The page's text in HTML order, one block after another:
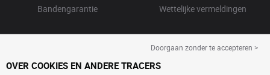
Bandengarantie
Wettelijke vermeldingen
Doorgaan zonder te accepteren >
OVER COOKIES EN ANDERE TRACERS